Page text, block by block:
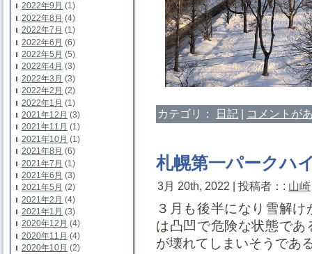
2022年9月 (1)
2022年8月 (4)
2022年7月 (1)
2022年6月 (6)
2022年5月 (5)
2022年4月 (3)
2022年3月 (3)
2022年2月 (2)
2022年1月 (1)
2021年12月 (3)
2021年11月 (1)
2021年10月 (1)
2021年8月 (6)
2021年7月 (1)
2021年6月 (3)
2021年5月 (2)
2021年2月 (4)
2021年1月 (3)
2020年12月 (4)
2020年11月 (4)
2020年10月 (2)
カテゴリ： 日記 コメントが
札幌第一パークハ
3月 20th, 2022 | 投稿者：: 山崎
３月も後半になり雪解
は凸凹で危険な状態で
が壊れてしまいそうであ